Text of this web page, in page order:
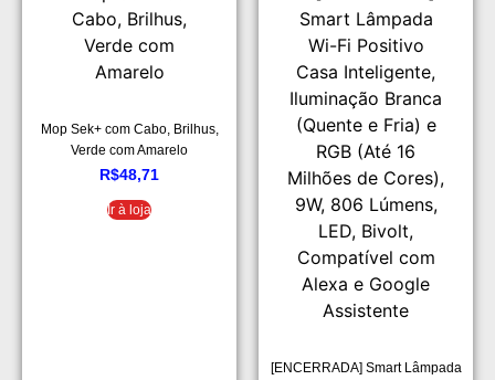
Mop Sek+ com Cabo, Brilhus,
Verde com Amarelo
R$48,71
Ir à loja
[ENCERRADA] Smart Lâmpada